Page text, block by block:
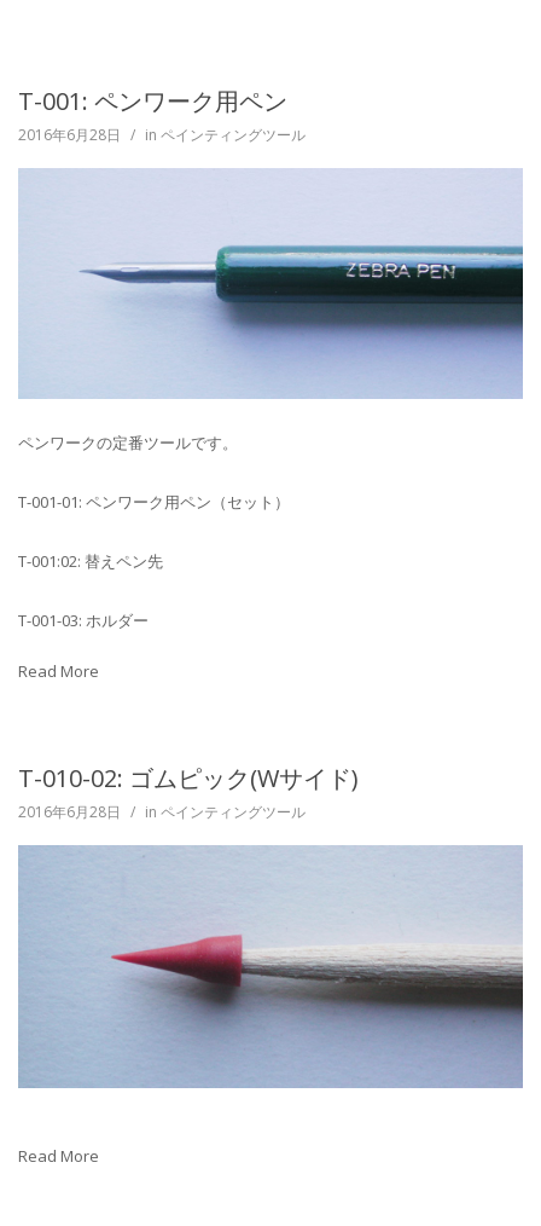
T-001: ペンワーク用ペン
2016年6月28日 / in ペインティングツール
ペンワークの定番ツールです。
T-001-01: ペンワーク用ペン（セット）
T-001:02: 替えペン先
T-001-03: ホルダー
Read More
T-010-02: ゴムピック(Wサイド)
2016年6月28日 / in ペインティングツール
Read More